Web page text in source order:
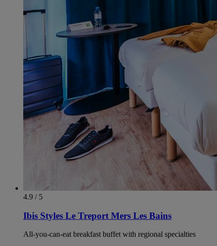
4.9 / 5
Ibis Styles Le Treport Mers Les Bains
All-you-can-eat breakfast buffet with regional specialties